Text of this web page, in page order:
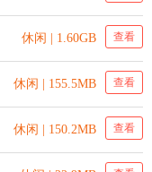
休闲 | 1.60GB 查看
休闲 | 155.5MB 查看
休闲 | 150.2MB 查看